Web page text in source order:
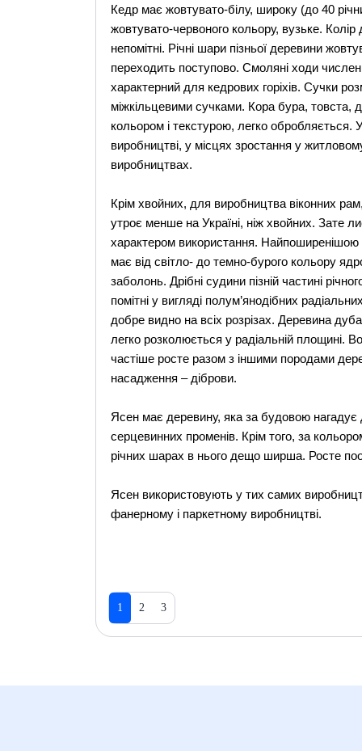
Кедр має жовтувато-білу, широку (до 40
жовтувато-червоного кольору, вузьке.
непомітні. Річні шари пізньої деревини
переходить поступово. Смоляні ходи
характерний для кедрових горіхів. Сучки
міжкільцевими сучками. Кора бура, товста,
кольором і текстурою, легко
виробництві, у місцях зростання у
виробництвах.
Крім хвойних, для виробництва віконних
утроє менше на Україні, ніж хвойних. Зате
характером використання.
має від світло- до темно-бурого кольору
заболонь. Дрібні судини пізній частині
помітні у вигляді полум’янодібних
добре видно на всіх розрізах. Деревина дуба
легко розколюється у радіальній площині.
частіше росте разом з іншими породами
насадження – діброви.
Ясен має деревину, яка за будовою
серцевинних променів. Крім того, за
річних шарах в нього дещо ширша. Росте
Ясен використовують у тих самих
фанерному і паркетному виробництві.
1 2 3